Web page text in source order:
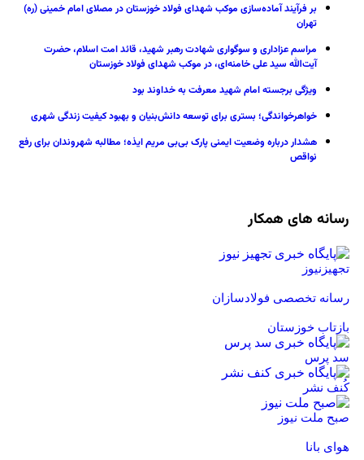
بر فرآیند آماده‌سازی موکب شهدای فولاد خوزستان در مصلای امام خمینی (ره)
تهران
مراسم عزاداری و سوگواری شهادت رهبر شهید، قائد امت اسلام، حضرت
آیت‌الله سید علی خامنه‌ای، در موکب شهدای فولاد خوزستان
ویژگی برجسته امام شهید معرفت به خداوند بود
خواهرخواندگی؛ بستری برای توسعه دانش‌بنیان و بهبود کیفیت زندگی شهری
هشدار درباره وضعیت ایمنی پارک بی‌بی مریم ایذه؛ مطالبه شهروندان برای رفع
نواقص
رسانه های همکار
تجهیزنیوز
رسانه تخصصی فولادسازان
بازتاب خوزستان
سد پرس
کُنف نشر
صبح ملت نیوز
هوای بانا